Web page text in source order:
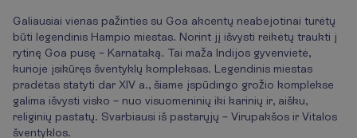
Galiausiai vienas pažinties su Goa akcentų neabejotinai turėtų
būti legendinis Hampio miestas. Norint jį išvysti reikėtų traukti į
rytinę Goa pusę – Karnataką. Tai maža Indijos gyvenvietė,
kurioje įsikūręs šventyklų kompleksas. Legendinis miestas
pradėtas statyti dar XIV a., šiame įspūdingo grožio komplekse
galima išvysti visko – nuo visuomeninių iki karinių ir, aišku,
religinių pastatų. Svarbiausi iš pastarųjų – Virupakšos ir Vitalos
šventyklos.